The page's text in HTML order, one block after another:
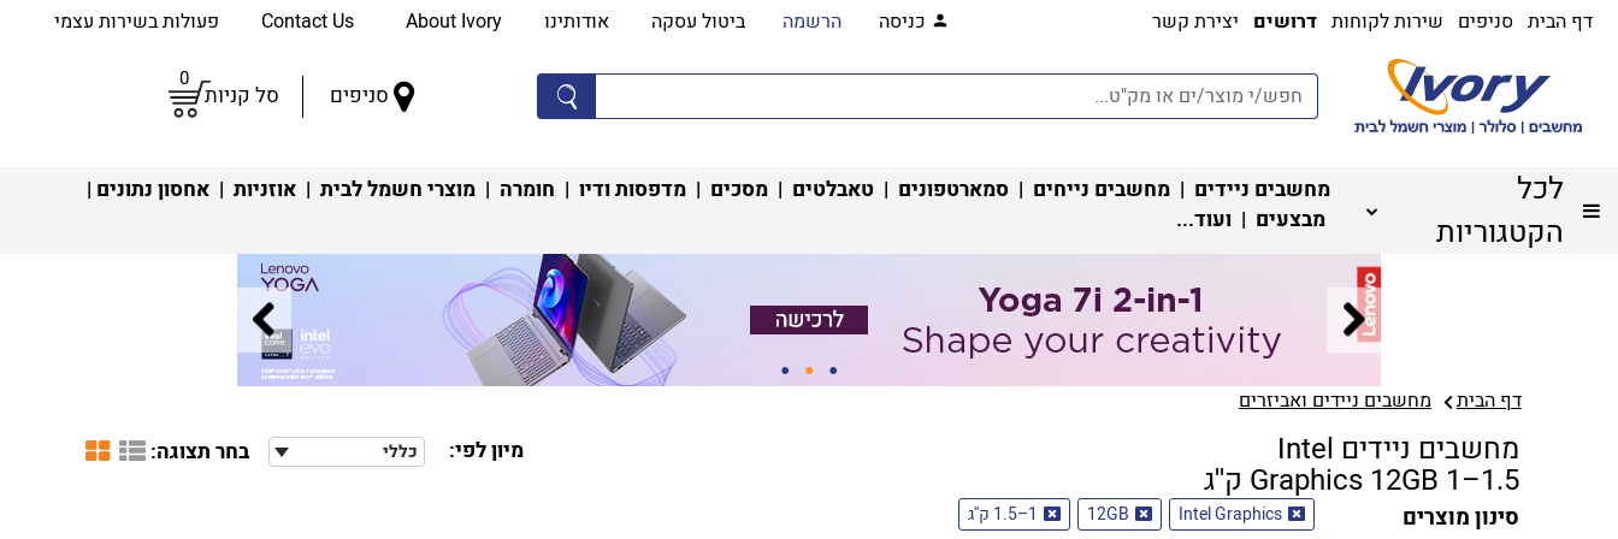
דף הבית סניפים שירות לקוחות דרושים יצירת קשר כניסה הרשמה ביטול עסקה אודותינו About Ivory פעולות בשירות עצמי
סניפים סל קניות
0
לכל
הקטגוריות
מחשבים ניידים | מחשבים נייחים | סמארטפונים | טאבלטים | מסכים | מדפסות ודיו | חומרה | מוצרי חשמל לבית | אוזניות | אחסון נתונים |
מבצעים | ועוד...
דף הבית מחשבים ניידים ואביזרים
מחשבים ניידים Intel
Graphics 12GB 1–1.5 ק''ג
מיון לפי: כללי בחר תצוגה:
סינון מוצרים Intel Graphics
12GB 1–1.5 ק''ג